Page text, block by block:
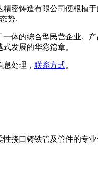
密铸造有限公司便根植
势。
体的综合型民营企业。
发展的华彩篇章。
息处理， 联糸方式。
接口铸铁管及管件的专